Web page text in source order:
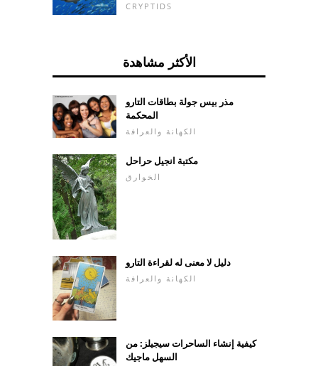
CRYPTIDS
الأكثر مشاهدة
مذر بيس جولة بطاقات التارو
المحكمة
الكهانة والعرافة
مكتبة انجيل حراحل
الخوارق
دليل لا معنى له لقراءة التارو
الكهانة والعرافة
كيفية إنشاء الساحرات سيجيلز: من
السهل ماجيك